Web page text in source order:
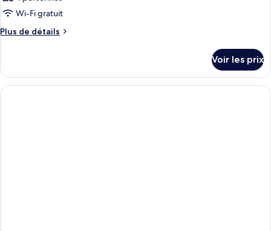
Wi-Fi gratuit
Plus de détails
Plus
le
type
de
Voir les prix